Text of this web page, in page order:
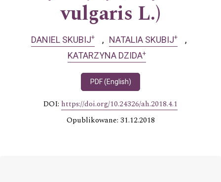
vulgaris L.)
DANIEL SKUBIJ+ NATALIA SKUBIJ+
KATARZYNA DZIDA+
PDF (English)
DOI: https://doi.org/10.24326/ah.2018.4.1
Opublikowane: 31.12.2018